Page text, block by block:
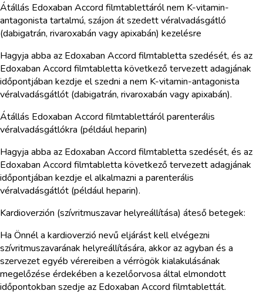
Átállás Edoxaban Accord filmtablettáról nem K-vitamin-
antagonista tartalmú, szájon át szedett véralvadásgátló
(dabigatrán, rivaroxabán vagy apixabán) kezelésre
Hagyja abba az Edoxaban Accord filmtabletta szedését, és az
Edoxaban Accord filmtabletta következő tervezett adagjának
időpontjában kezdje el szedni a nem K-vitamin-antagonista
véralvadásgátlót (dabigatrán, rivaroxabán vagy apixabán).
Átállás Edoxaban Accord filmtablettáról parenterális
véralvadásgátlókra (például heparin)
Hagyja abba az Edoxaban Accord filmtabletta szedését, és az
Edoxaban Accord filmtabletta következő tervezett adagjának
időpontjában kezdje el alkalmazni a parenterális
véralvadásgátlót (például heparin).
Kardioverzión (szívritmuszavar helyreállítása) áteső betegek:
Ha Önnél a kardioverzió nevű eljárást kell elvégezni
szívritmuszavarának helyreállítására, akkor az agyban és a
szervezet egyéb vérereiben a vérrögök kialakulásának
megelőzése érdekében a kezelőorvosa által elmondott
időpontokban szedje az Edoxaban Accord filmtablettát.